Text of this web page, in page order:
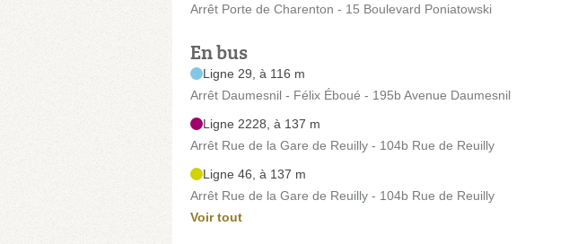
Arrêt Porte de Charenton - 15 Boulevard Poniatowski
En bus
Ligne 29, à 116 m
Arrêt Daumesnil - Félix Éboué - 195b Avenue Daumesnil
Ligne 2228, à 137 m
Arrêt Rue de la Gare de Reuilly - 104b Rue de Reuilly
Ligne 46, à 137 m
Arrêt Rue de la Gare de Reuilly - 104b Rue de Reuilly
Voir tout